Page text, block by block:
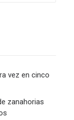
vez en cinco
zanahorias